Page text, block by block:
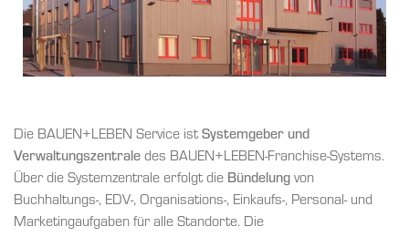
Die BAUEN+LEBEN Service ist Systemgeber und
Verwaltungszentrale des BAUEN+LEBEN-Franchise-Systems.
Über die Systemzentrale erfolgt die Bündelung von
Buchhaltungs-, EDV-, Organisations-, Einkaufs-, Personal- und
Marketingaufgaben für alle Standorte. Die